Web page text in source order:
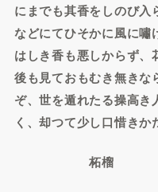
にまでも其香をしのび
などにてひそかに風に嘯
はしき香も悪しからず、
後も見ておもむき無きな
ぞ、世を遁れたる操高き
く、却つて少し口惜きか
柘榴